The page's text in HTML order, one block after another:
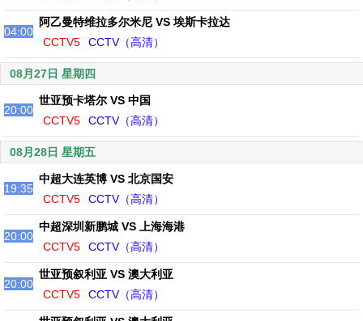
04:00
阿乙曼特维拉多尔米尼 VS 埃斯卡拉达
CCTV5
CCTV（高清）
08月27日 星期四
20:00
世亚预卡塔尔 VS 中国
CCTV5
CCTV（高清）
08月28日 星期五
19:35
中超大连英博 VS 北京国安
CCTV5
CCTV（高清）
20:00
中超深圳新鹏城 VS 上海海港
CCTV5
CCTV（高清）
20:00
世亚预叙利亚 VS 澳大利亚
CCTV5
CCTV（高清）